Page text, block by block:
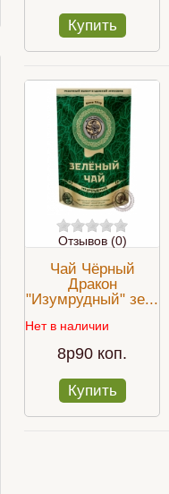
Купить
Отзывов (0)
Чай Чёрный
Дракон
"Изумрудный" зе...
Нет в наличии
8p90 коп.
Купить